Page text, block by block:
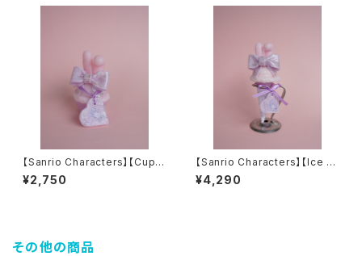
【Sanrio Characters】【Cupc
ake】MY MELODYx LARMEx
OLOR JAPAN Collaboratio
¥2,750
【Sanrio Characters】【Ice st
and】マMY MELODYx LARM
ExOLOR JAPAN Collaborati
¥4,290
その他の商品